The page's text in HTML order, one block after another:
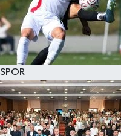
SPOR
KÜLTÜR SANAT
MAGAZİN
SAĞLIK
SİYASET